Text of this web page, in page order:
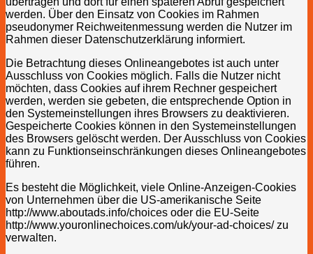
werden. Über den Einsatz von Cookies im Rahmen
pseudonymer Reichweitenmessung werden die Nutzer im
Rahmen dieser Datenschutzerklärung informiert.
Die Betrachtung dieses Onlineangebotes ist auch unter
Ausschluss von Cookies möglich. Falls die Nutzer nicht
möchten, dass Cookies auf ihrem Rechner gespeichert
werden, werden sie gebeten, die entsprechende Option in
den Systemeinstellungen ihres Browsers zu deaktivieren.
Gespeicherte Cookies können in den Systemeinstellungen
des Browsers gelöscht werden. Der Ausschluss von Cookies
kann zu Funktionseinschränkungen dieses Onlineangebotes
führen.
Es besteht die Möglichkeit, viele Online-Anzeigen-Cookies
von Unternehmen über die US-amerikanische Seite
http://www.aboutads.info/choices oder die EU-Seite
http://www.youronlinechoices.com/uk/your-ad-choices/ zu
verwalten.